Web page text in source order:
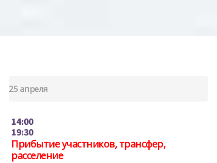
25 апреля
14:00
19:30
Прибытие участников, трансфер,
расселение